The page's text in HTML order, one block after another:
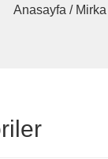
Anasayfa /